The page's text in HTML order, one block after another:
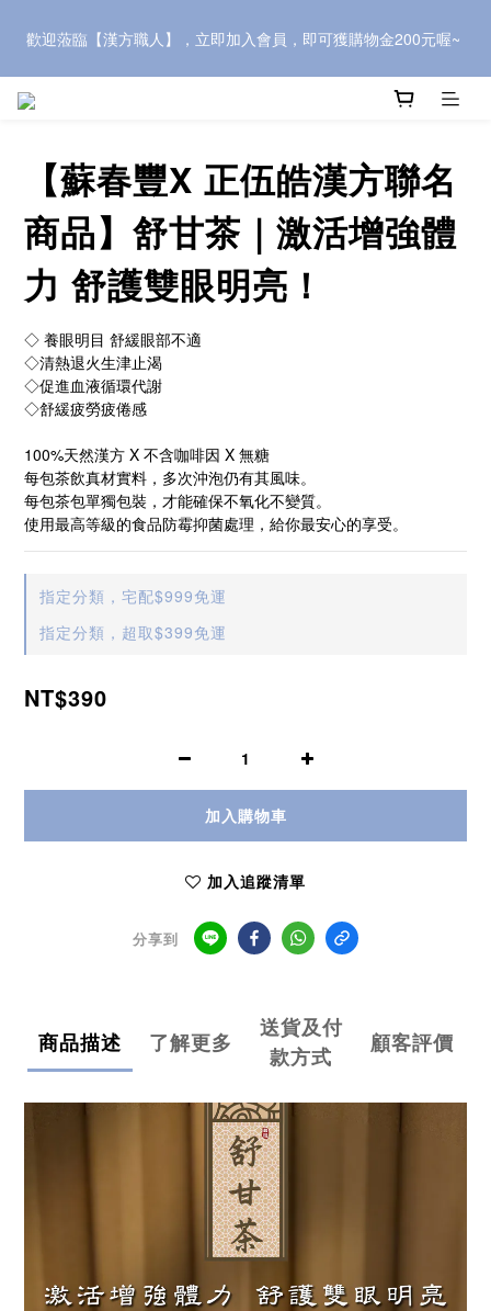
歡迎蒞臨【漢方職人】，立即加入會員，即可獲購物金200元喔~
薦優惠」連結，介紹給親朋好友~
歡迎蒞臨【漢方職人】，立即加入會員，即可獲購物金200元喔~
【蘇春豐X 正伍皓漢方聯名
商品】舒甘茶｜激活增強體
力 舒護雙眼明亮！
◇ 養眼明目 舒緩眼部不適
◇清熱退火生津止渴
◇促進血液循環代謝
◇舒緩疲勞疲倦感
100%天然漢方 X 不含咖啡因 X 無糖
每包茶飲真材實料，多次沖泡仍有其風味。
每包茶包單獨包裝，才能確保不氧化不變質。
使用最高等級的食品防霉抑菌處理，給你最安心的享受。
指定分類，宅配$999免運
指定分類，超取$399免運
NT$390
加入購物車
加入追蹤清單
分享到
商品描述 了解更多
送貨及付
款方式
顧客評價